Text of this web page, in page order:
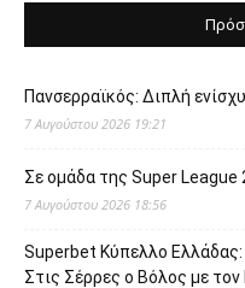
Πανσερραϊκός: Διπλή
7 Αυγούστου 2026 19:21
Σε ομάδα της Super
7 Αυγούστου 2026 18:56
Superbet Κύπελλο Ελλάδας:
Στις Σέρρες ο Βόλος με